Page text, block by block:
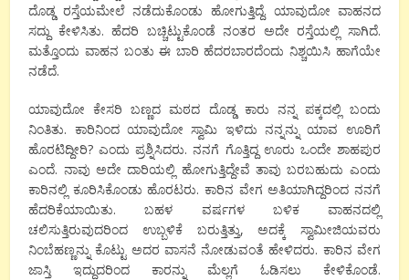
ದೊಡ್ಡ ರಸ್ತೆಯಮೇಲೆ ನಡೆದುಕೊಂಡು ಹೋಗುತ್ತಿದ್ದೆ. ಯಾವುದೋ ವಾಹನದ
ಸದ್ದು ಕೇಳಿಸಿತು. ಹೆದರಿ ಬಚ್ಚಿಟ್ಟುಕೊಂಡೆ ನಂತರ ಅದೇ ರಸ್ತೆಯಲ್ಲಿ ಸಾಗಿದೆ.
ಮತ್ತೊಂದು ವಾಹನ ಬಂತು ಈ ಬಾರಿ ಹೆದರಬಾರದೆಂದು ನಿಶ್ಚಯಿಸಿ ಹಾಗೆಯೇ
ನಡೆದೆ.
ಯಾವುದೋ ಕೇಸರಿ ಬಣ್ಣದ ಮಠದ ದೊಡ್ಡ ಕಾರು ನನ್ನ ಪಕ್ಕದಲ್ಲಿ ಬಂದು
ನಿಂತಿತು. ಕಾರಿನಿಂದ ಯಾವುದೋ ಸ್ವಾಮಿ ಇಳಿದು ನನ್ನನ್ನು ಯಾವ ಊರಿಗೆ
ಹೊರಟಿದ್ದೀರಿ? ಎಂದು ಪ್ರಶ್ನಿಸಿದರು. ನನಗೆ ಗೊತ್ತಿದ್ದ ಊರು ಒಂದೇ ಶಾಹಪುರ
ಎಂದೆ. ನಾವು ಅದೇ ದಾರಿಯಲ್ಲಿ ಹೋಗುತ್ತಿದ್ದೇವೆ ತಾವು ಬರಬಹುದು ಎಂದು
ಕಾರಿನಲ್ಲಿ ಕೂರಿಸಿಕೊಂಡು ಹೊರಟರು. ಕಾರಿನ ವೇಗ ಅತಿಯಾಗಿದ್ದರಿಂದ ನನಗೆ
ಹೆದರಿಕೆಯಾಯಿತು. ಬಹಳ ವರ್ಷಗಳ ಬಳಿಕ ವಾಹನದಲ್ಲಿ
ಚಲಿಸುತ್ತಿರುವುದರಿಂದ ಉಬ್ಬಳಿಕೆ ಬರುತ್ತಿತ್ತು, ಅದಕ್ಕೆ ಸ್ವಾಮೀಜಿಯವರು
ನಿಂಬೆಹಣ್ಣನ್ನು ಕೊಟ್ಟು ಅದರ ವಾಸನೆ ನೋಡುವಂತೆ ಹೇಳಿದರು. ಕಾರಿನ ವೇಗ
ಜಾಸ್ತಿ ಇದ್ದುದರಿಂದ ಕಾರನ್ನು ಮೆಲ್ಲಗೆ ಓಡಿಸಲು ಕೇಳಿಕೊಂಡೆ.